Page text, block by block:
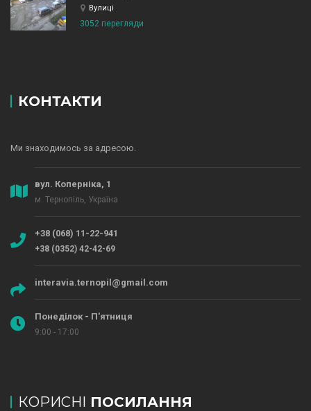
Вулиці
3052 перегляди
КОНТАКТИ
Ми знаходимось за адресою.
вул. Коперніка, 1
м. Тернопіль, Україна
+38 (068) 11-22-941
+38 (0352) 42-42-69
interavia.ternopil@gmail.com
Понеділок - П'ятниця
9:00 - 17:00
КОРИСНІ ПОСИЛАННЯ